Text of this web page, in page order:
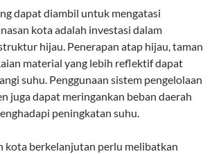
dapat diambil untuk mengatasi
kota adalah investasi dalam
hijau. Penerapan atap hijau, taman
material yang lebih reflektif dapat
suhu. Penggunaan sistem pengelolaan
juga dapat meringankan beban daerah
peningkatan suhu.
kota berkelanjutan perlu melibatkan